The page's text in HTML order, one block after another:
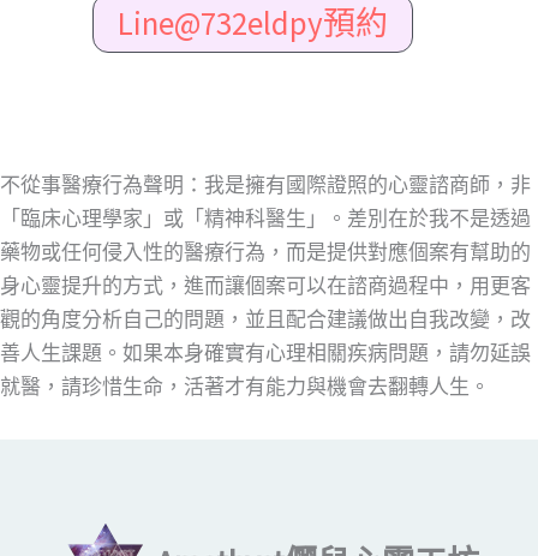
Line@732eldpy預約
不從事醫療行為聲明：我是擁有國際證照的心靈諮商師，非
「臨床心理學家」或「精神科醫生」。差別在於我不是透過
藥物或任何侵入性的醫療行為，而是提供對應個案有幫助的
身心靈提升的方式，進而讓個案可以在諮商過程中，用更客
觀的角度分析自己的問題，並且配合建議做出自我改變，改
善人生課題。如果本身確實有心理相關疾病問題，請勿延誤
就醫，請珍惜生命，活著才有能力與機會去翻轉人生。